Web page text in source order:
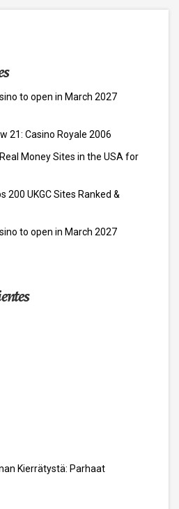
to open in March 2027
21: Casino Royale 2006
Money Sites in the USA for
200 UKGC Sites Ranked &
to open in March 2027
Kierrätystä: Parhaat